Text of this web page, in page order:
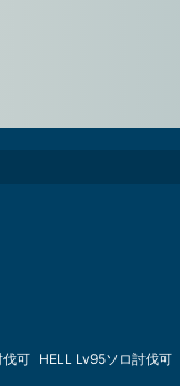
伐可 HELL Lv95ソロ討伐可